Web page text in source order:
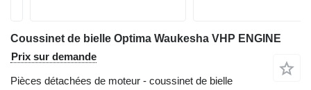
Coussinet de bielle Optima Waukesha VHP ENGINE
Prix sur demande
Pièces détachées de moteur - coussinet de bielle